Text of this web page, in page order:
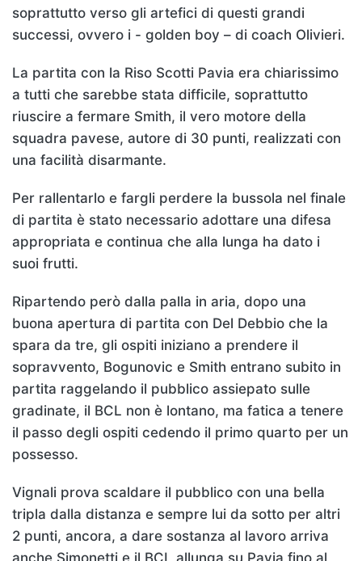
soprattutto verso gli artefici di questi grandi
successi, ovvero i - golden boy – di coach Olivieri.
La partita con la Riso Scotti Pavia era chiarissimo
a tutti che sarebbe stata difficile, soprattutto
riuscire a fermare Smith, il vero motore della
squadra pavese, autore di 30 punti, realizzati con
una facilità disarmante.
Per rallentarlo e fargli perdere la bussola nel finale
di partita è stato necessario adottare una difesa
appropriata e continua che alla lunga ha dato i
suoi frutti.
Ripartendo però dalla palla in aria, dopo una
buona apertura di partita con Del Debbio che la
spara da tre, gli ospiti iniziano a prendere il
sopravvento, Bogunovic e Smith entrano subito in
partita raggelando il pubblico assiepato sulle
gradinate, il BCL non è lontano, ma fatica a tenere
il passo degli ospiti cedendo il primo quarto per un
possesso.
Vignali prova scaldare il pubblico con una bella
tripla dalla distanza e sempre lui da sotto per altri
2 punti, ancora, a dare sostanza al lavoro arriva
anche Simonetti e il BCL allunga su Pavia fino al